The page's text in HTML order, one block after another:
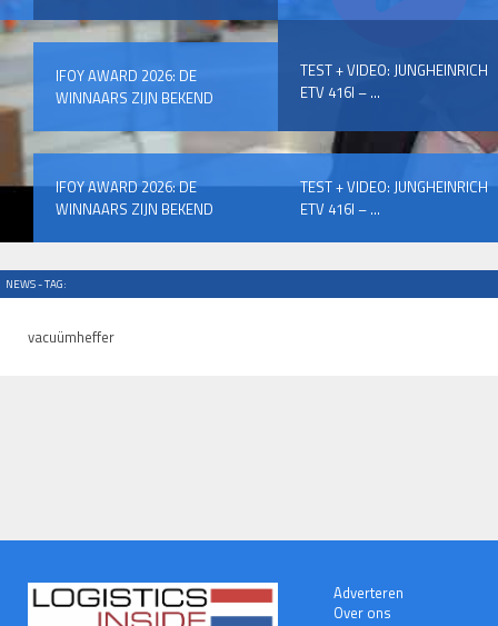
IFOY AWARD 2026: DE
WINNAARS ZIJN BEKEND
TEST + VIDEO: JUNGHEINRICH
ETV 416I – ...
IFOY AWARD 2026: DE
WINNAARS ZIJN BEKEND
TEST + VIDEO: JUNGHEINRICH
ETV 416I – ...
NEWS - TAG:
vacuümheffer
Adverteren
Over ons